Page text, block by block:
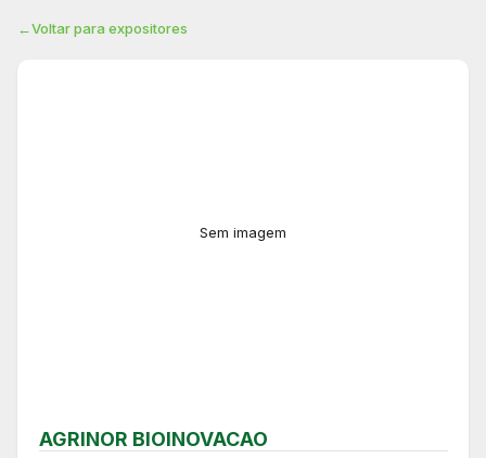
←Voltar para expositores
Sem imagem
AGRINOR BIOINOVACAO